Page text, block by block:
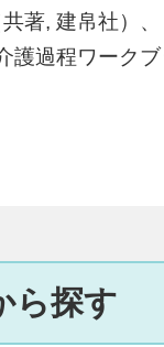
著, 建帛社）
過程ワーク
ら探す